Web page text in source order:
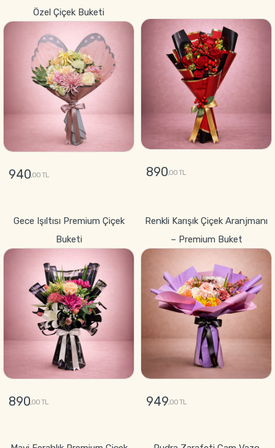
Özel Çiçek Buketi
940,00 TL 890,00 TL
Gece Işıltısı Premium Çiçek
Buketi
890,00 TL
Renkli Karışık Çiçek Aranjmanı
– Premium Buket
949,00 TL